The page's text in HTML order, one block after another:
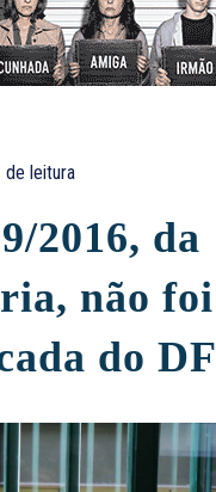
de leitura
2016, da
não foi
do DF